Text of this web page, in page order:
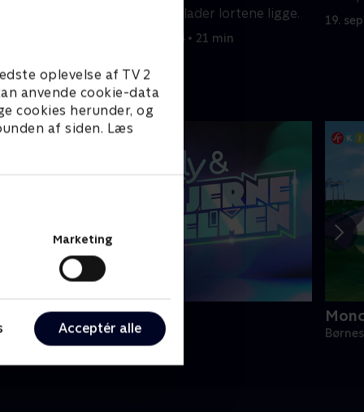
oplevelse af TV 2
anvende cookie-data
cookies herunder, og
af siden. Læs
Marketing
Acceptér alle
kæledyrsejer, der lader lortene ligge.
19. september 2024 • 21 min
19.
Olly og Hjernehjelmen
• 1 sæsoner